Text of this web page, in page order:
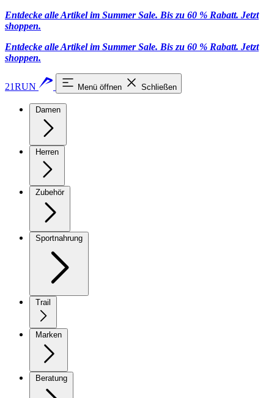
Entdecke alle Artikel im Summer Sale. Bis zu 60 % Rabatt. Jetzt
shoppen.
Entdecke alle Artikel im Summer Sale. Bis zu 60 % Rabatt. Jetzt
shoppen.
21RUN Menü öffnen Schließen
Damen
Herren
Zubehör
Sportnahrung
Trail
Marken
Beratung